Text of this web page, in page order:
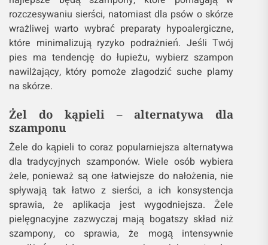
rozczesywaniu sierści, natomiast dla psów o skórze
wrażliwej warto wybrać preparaty hypoalergiczne,
które minimalizują ryzyko podrażnień. Jeśli Twój
pies ma tendencję do łupieżu, wybierz szampon
nawilżający, który pomoże złagodzić suche plamy
na skórze.
Żel do kąpieli – alternatywa dla
szamponu
Żele do kąpieli to coraz popularniejsza alternatywa
dla tradycyjnych szamponów. Wiele osób wybiera
żele, ponieważ są one łatwiejsze do nałożenia, nie
spływają tak łatwo z sierści, a ich konsystencja
sprawia, że aplikacja jest wygodniejsza. Żele
pielęgnacyjne zazwyczaj mają bogatszy skład niż
szampony, co sprawia, że mogą intensywnie